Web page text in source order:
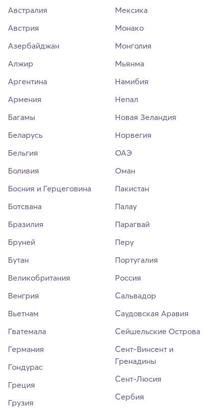
Австралия
Австрия
Азербайджан
Алжир
Аргентина
Армения
Багамы
Беларусь
Бельгия
Боливия
Босния и Герцеговина
Ботсвана
Бразилия
Бруней
Бутан
Великобритания
Венгрия
Вьетнам
Гватемала
Германия
Гондурас
Греция
Грузия
Мексика
Монако
Монголия
Мьянма
Намибия
Непал
Новая Зеландия
Норвегия
ОАЭ
Оман
Пакистан
Палау
Парагвай
Перу
Португалия
Россия
Сальвадор
Саудовская Аравия
Сейшельские Острова
Сент-Винсент и
Гренадины
Сент-Люсия
Сербия